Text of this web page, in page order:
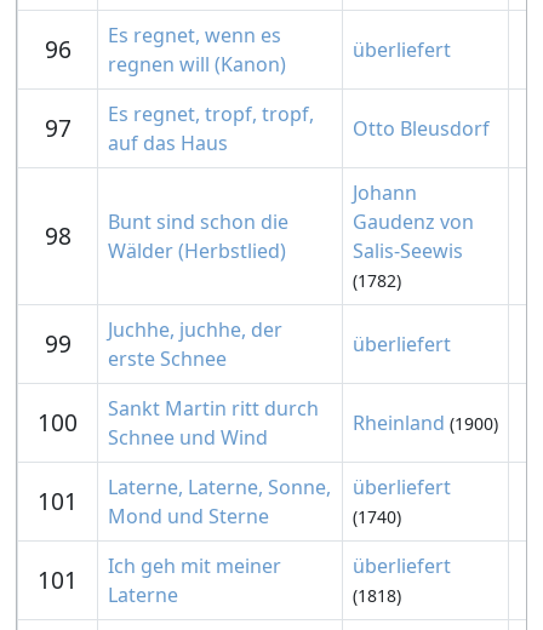
96
Es regnet, wenn es
regnen will (Kanon)
überliefert
97
Es regnet, tropf, tropf,
auf das Haus
Otto Bleusdorf
98
Bunt sind schon die
Wälder (Herbstlied)
Johann
Gaudenz von
Salis-Seewis
(1782)
99
Juchhe, juchhe, der
erste Schnee
überliefert
100
Sankt Martin ritt durch
Schnee und Wind
Rheinland (1900)
101
Laterne, Laterne, Sonne,
Mond und Sterne
überliefert
(1740)
101
Ich geh mit meiner
Laterne
überliefert
(1818)